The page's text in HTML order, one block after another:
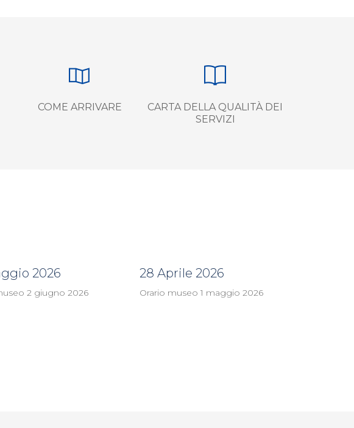
COME ARRIVARE
CARTA DELLA QUALITÀ DEI
SERVIZI
2026
2 giugno 2026
28 Aprile 2026
Orario museo 1 maggio 2026